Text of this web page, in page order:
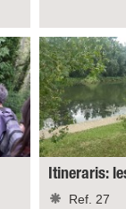
Itineraris:
Ref. 27